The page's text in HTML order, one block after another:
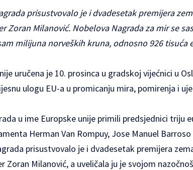
prisustvovalo je i dvadesetak premijera
Zoran Milanović. Nobelova Nagrada za mir se
milijuna norveških kruna, odnosno 926 tisuća
uručena je 10. prosinca u gradskoj vijećnici u
ulogu EU-a u promicanju mira, pomirenja i
u ime Europske unije primili predsjednici triju
Herman Van Rompuy, Jose Manuel
prisustvovalo je i dvadesetak premijera
Zoran Milanović, a uveličala ju je svojom